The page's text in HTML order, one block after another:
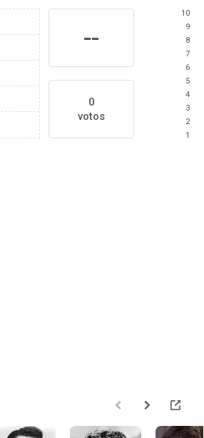
--
0
votos
10
9
8
7
6
5
4
3
2
1